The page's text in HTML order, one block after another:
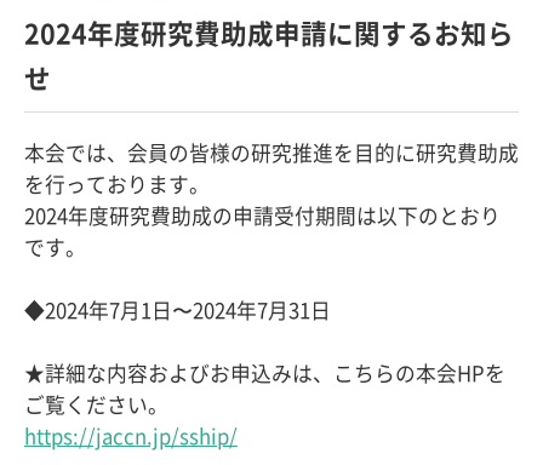
2024年度研究費助成申請に関するお知ら
せ
本会では、会員の皆様の研究推進を目的に研究費助成
を行っております。
2024年度研究費助成の申請受付期間は以下のとおり
です。
◆2024年7月1日〜2024年7月31日
★詳細な内容およびお申込みは、こちらの本会HPを
ご覧ください。
https://jaccn.jp/sship/